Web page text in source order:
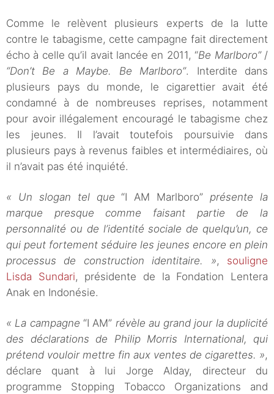
Comme le relèvent plusieurs experts de la lutte
contre le tabagisme, cette campagne fait directement
écho à celle qu’il avait lancée en 2011, “Be Marlboro”/
“Don’t Be a Maybe. Be Marlboro”. Interdite dans
plusieurs pays du monde, le cigarettier avait été
condamné à de nombreuses reprises, notamment
pour avoir illégalement encouragé le tabagisme chez
les jeunes. Il l’avait toutefois poursuivie dans
plusieurs pays à revenus faibles et intermédiaires, où
il n’avait pas été inquiété.
« Un slogan tel que“I AM Marlboro” présente la
marque presque comme faisant partie de la
personnalité ou de l’identité sociale de quelqu’un, ce
qui peut fortement séduire les jeunes encore en plein
processus de construction identitaire. », souligne
Lisda Sundari, présidente de la Fondation Lentera
Anak en Indonésie.
« La campagne “I AM” révèle au grand jour la duplicité
des déclarations de Philip Morris International, qui
prétend vouloir mettre fin aux ventes de cigarettes. »,
déclare quant à lui Jorge Alday, directeur du
programme Stopping Tobacco Organizations and